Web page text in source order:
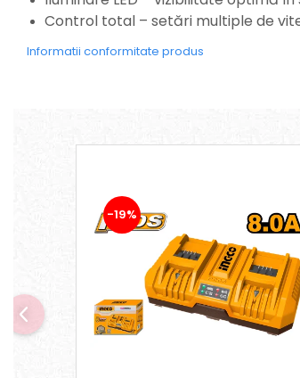
Clești
Menghine
Unelte pentru altoit
Unelte pentru grădină
Control total – setări multiple de
Informatii conformitate produs
-19%